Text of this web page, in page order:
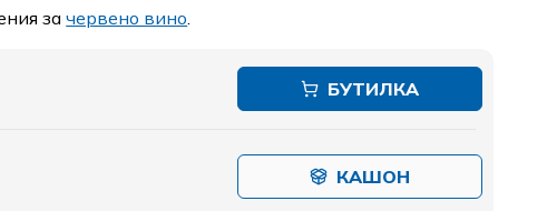
зачервено вино
БУТИЛКА
КАШОН